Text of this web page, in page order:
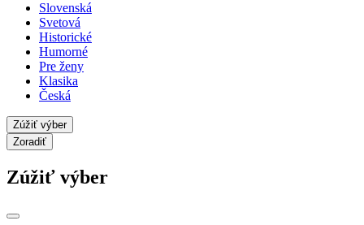
Slovenská
Svetová
Historické
Humorné
Pre ženy
Klasika
Česká
Zúžiť výber
Zoradiť
Zúžiť výber